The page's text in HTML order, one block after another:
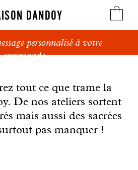
DANDOY
Speculoos
sucrés
Gâteaux
personnalisé à votre
commande.
tout ce que trame la
De nos ateliers sortent
mais aussi des sacrées
pas manquer !